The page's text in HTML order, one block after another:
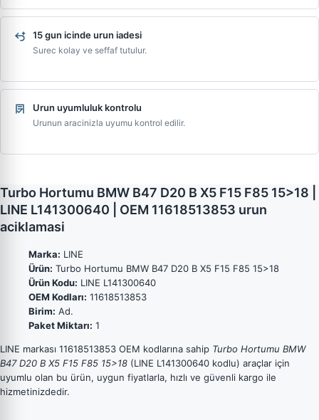
15 gun icinde urun iadesi
Surec kolay ve seffaf tutulur.
Urun uyumluluk kontrolu
Urunun aracinizla uyumu kontrol edilir.
Turbo Hortumu BMW B47 D20 B X5 F15 F85 15>18 |
LINE L141300640 | OEM 11618513853 urun
aciklamasi
Marka: LINE
Ürün: Turbo Hortumu BMW B47 D20 B X5 F15 F85 15>18
Ürün Kodu: LINE L141300640
OEM Kodları: 11618513853
Birim: Ad.
Paket Miktarı: 1
LINE markası 11618513853 OEM kodlarına sahip Turbo Hortumu BMW
B47 D20 B X5 F15 F85 15>18 (LINE L141300640 kodlu) araçlar için
uyumlu olan bu ürün, uygun fiyatlarla, hızlı ve güvenli kargo ile
hizmetinizdedir.